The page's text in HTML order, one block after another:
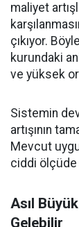
maliyet
çıkıyor.
kurundaki
ve yüksek
Sistemin
artışının
Mevcut
ciddi ölçüde
Asıl
Gelebilir